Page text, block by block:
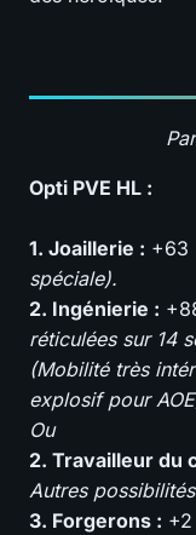
Opti PVE HL :
1. Joaillerie : +63
spéciale).
2. Ingénierie :
réticulées sur 14
(Mobilité très
explosif pour
Ou
2. Travailleur du
Autres
3. Forgerons :